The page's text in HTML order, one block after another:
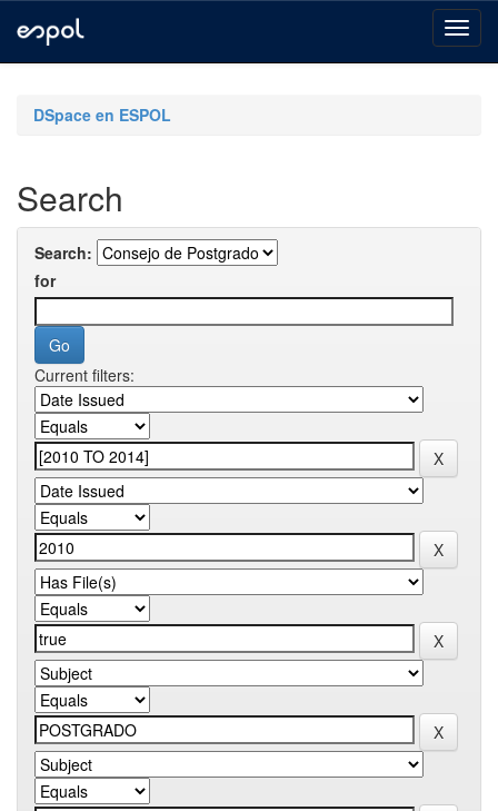
navigationDSpace en ESPOL
Search
Search:
for
Current filters: